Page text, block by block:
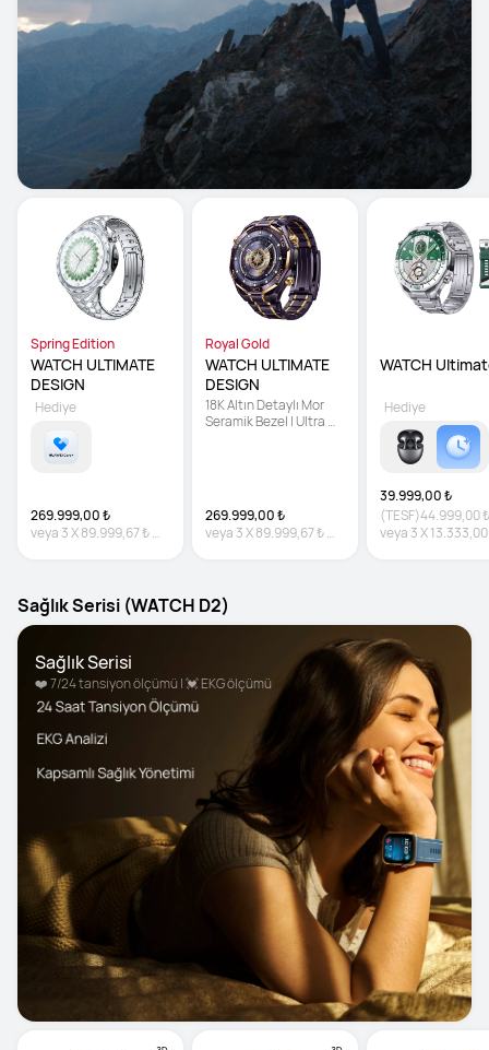
Spring Edition
WATCH ULTIMATE
DESIGN
269.999,00 ₺
veya 3X89.999,67 ₺
Hediye
Royal Gold
WATCH ULTIMATE
DESIGN
18K Altın Detaylı Mor
Seramik Bezel | Ultra
269.999,00 ₺
veya 3X89.999,67 ₺
WATCH
39.999,00 ₺
(TESF)44.999,00 ₺
veya 3X
Hediye
Sağlık Serisi (WATCH D2)
Sağlık Serisi
❤️ 7/24 tansiyon ölçümü | 💓 EKG ölçümü